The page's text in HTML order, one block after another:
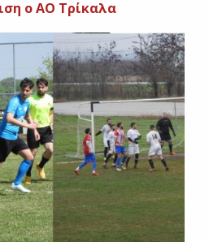
ο ΑΟ Τρίκαλα